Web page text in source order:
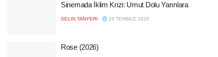
Sinemada İklim Krizi: Umut Dolu Yarınlara
SELIN TANYERI 29 TEMMUZ 2026
Rose (2026)